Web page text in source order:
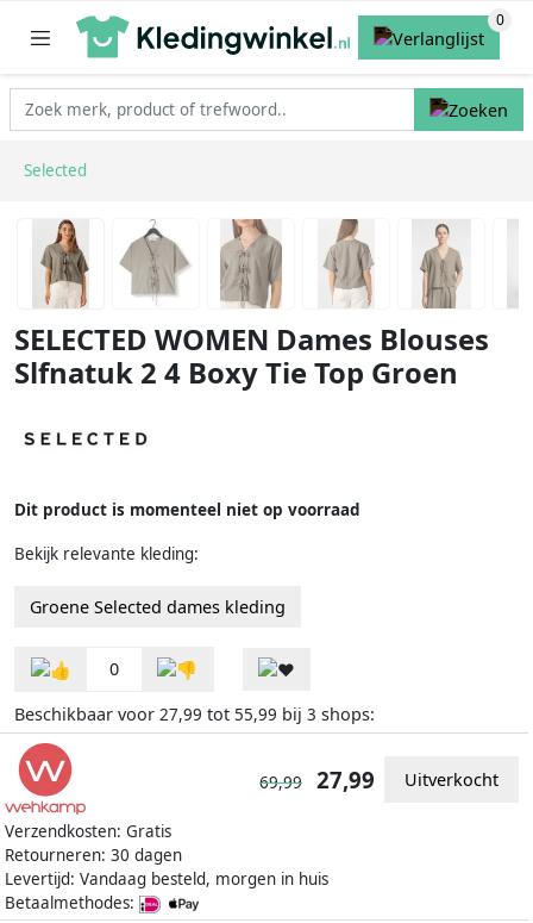
Selected
SELECTED WOMEN Dames Blouses
Slfnatuk 2 4 Boxy Tie Top Groen
Dit product is momenteel niet op voorraad
Bekijk relevante kleding:
Groene Selected dames kleding
0
Beschikbaar voor 27,99 tot 55,99 bij 3 shops:
Verzendkosten: Gratis
Retourneren: 30 dagen
Levertijd: Vandaag besteld, morgen in huis
Betaalmethodes:
69,99 27,99 Uitverkocht